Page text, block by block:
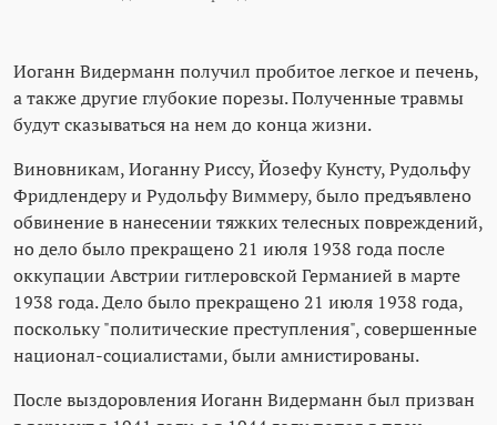
Иоганн Видерманн получил пробитое легкое и печень,
а также другие глубокие порезы. Полученные травмы
будут сказываться на нем до конца жизни.
Виновникам, Иоганну Риссу, Йозефу Кунсту, Рудольфу
Фридлендеру и Рудольфу Виммеру, было предъявлено
обвинение в нанесении тяжких телесных повреждений,
но дело было прекращено 21 июля 1938 года после
оккупации Австрии гитлеровской Германией в марте
1938 года. Дело было прекращено 21 июля 1938 года,
поскольку "политические преступления", совершенные
национал-социалистами, были амнистированы.
После выздоровления Иоганн Видерманн был призван